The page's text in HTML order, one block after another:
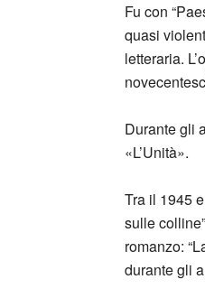
Fu con
quasi
letteraria.
Durante gli
«L’Unità».
Tra il 1945
sulle
romanzo:
durante gli